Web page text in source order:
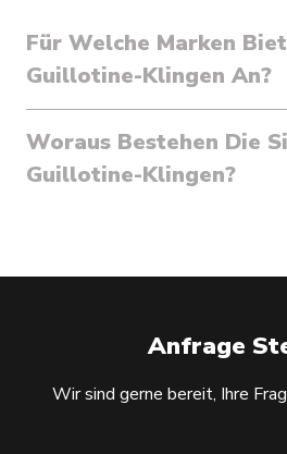
Für Welche Marken
Guillotine-Klingen An?
Woraus Bestehen Die
Guillotine-Klingen?
Anfrage
Wir sind gerne bereit, Ihre